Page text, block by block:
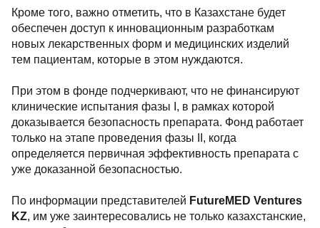
Кроме того, важно отметить, что в Казахстане будет
обеспечен доступ к инновационным разработкам
новых лекарственных форм и медицинских изделий
тем пациентам, которые в этом нуждаются.
При этом в фонде подчеркивают, что не финансируют
клинические испытания фазы I, в рамках которой
доказывается безопасность препарата. Фонд работает
только на этапе проведения фазы II, когда
определяется первичная эффективность препарата с
уже доказанной безопасностью.
По информации представителей FutureMED Ventures
KZ, им уже заинтересовались не только казахстанские,